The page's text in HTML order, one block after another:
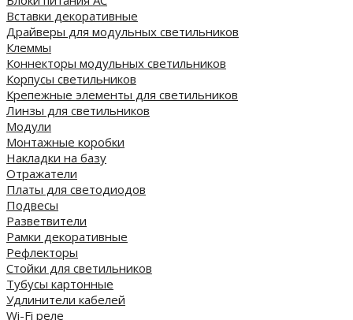
Вставки декоративные
Драйверы для модульных светильников
Клеммы
Коннекторы модульных светильников
Корпусы светильников
Крепежные элементы для светильников
Линзы для светильников
Модули
Монтажные коробки
Накладки на базу
Отражатели
Платы для светодиодов
Подвесы
Разветвители
Рамки декоративные
Рефлекторы
Стойки для светильников
Тубусы картонные
Удлинители кабелей
Wi-Fi реле